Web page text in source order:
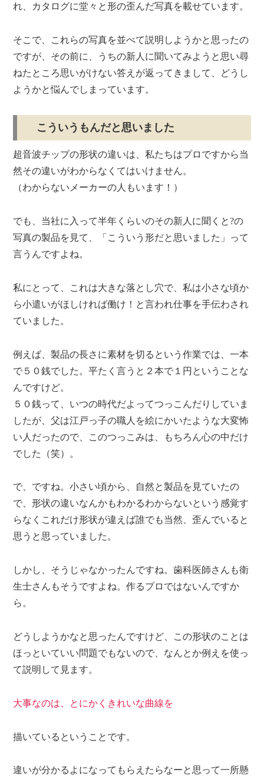
れ、カタログに堂々と形の歪んだ写真を載せています。
そこで、これらの写真を並べて説明しようかと思ったの
ですが、その前に、うちの新人に聞いてみようと思い尋
ねたところ思いがけない答えが返ってきまして、どうし
ようかと悩んでしまっています。
こういうもんだと思いました
超音波チップの形状の違いは、私たちはプロですから当
然その違いがわからなくてはいけません。
（わからないメーカーの人もいます！）
でも、当社に入って半年くらいのその新人に聞くと?の
写真の製品を見て、「こういう形だと思いました」って
言うんですよね。
私にとって、これは大きな落とし穴で、私は小さな頃か
ら小遣いがほしければ働け！と言われ仕事を手伝わされ
ていました。
例えば、製品の長さに素材を切るという作業では、一本
で５０銭でした。平たく言うと２本で１円ということな
んですけど。
５０銭って、いつの時代だよってつっこんだりしていま
したが、父は江戸っ子の職人を絵にかいたような大変怖
い人だったので、このつっこみは、もちろん心の中だけ
でした（笑）。
で、ですね。小さい頃から、自然と製品を見ていたの
で、形状の違いなんかもわかるわからないという感覚す
らなくこれだけ形状が違えば誰でも当然、歪んでいると
思うと思っていました。
しかし、そうじゃなかったんですね。歯科医師さんも衛
生士さんもそうですよね。作るプロではないんですか
ら。
どうしようかなと思ったんですけど、この形状のことは
ほっといていい問題でもないので、なんとか例えを使っ
て説明して見ます。
大事なのは、とにかくきれいな曲線を
描いているということです。
違いが分かるよになってもらえたらなーと思って一所懸